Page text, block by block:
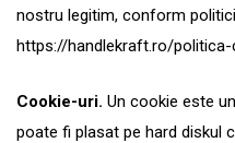
nostru legitim, conform
https://handlekraft.ro/
Cookie-uri. Un cookie este
poate fi plasat pe hard diskul